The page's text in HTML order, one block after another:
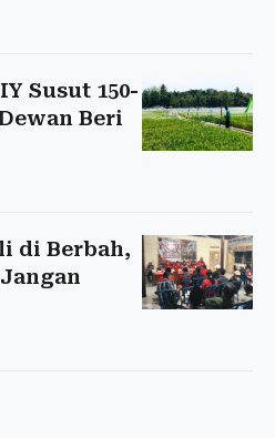
Susut 150-
Beri
di Berbah,